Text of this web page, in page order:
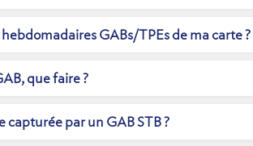
GABs/TPEs de ma carte ?
que faire ?
par un GAB STB ?